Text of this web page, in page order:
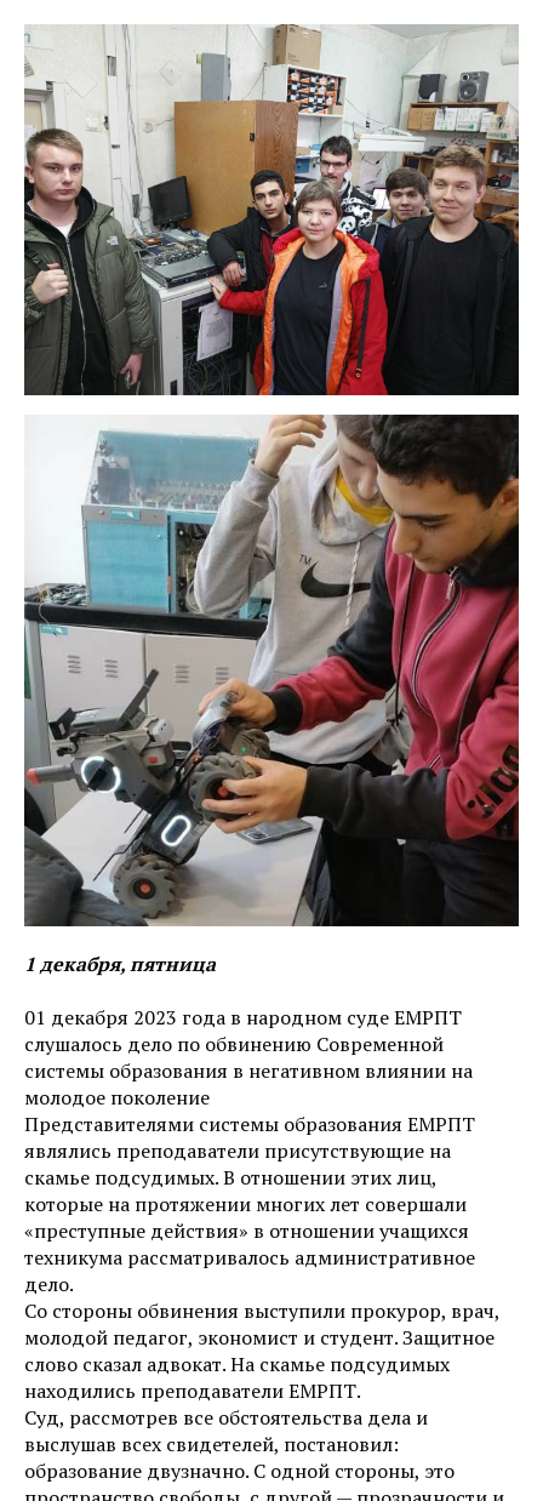
1 декабря, пятница
01 декабря 2023 года в народном суде ЕМРПТ
слушалось дело по обвинению Современной
системы образования в негативном влиянии на
молодое поколение
Представителями системы образования ЕМРПТ
являлись преподаватели присутствующие на
скамье подсудимых. В отношении этих лиц,
которые на протяжении многих лет совершали
«преступные действия» в отношении учащихся
техникума рассматривалось административное
дело.
Со стороны обвинения выступили прокурор, врач,
молодой педагог, экономист и студент. Защитное
слово сказал адвокат. На скамье подсудимых
находились преподаватели ЕМРПТ.
Суд, рассмотрев все обстоятельства дела и
выслушав всех свидетелей, постановил:
образование двузначно. С одной стороны, это